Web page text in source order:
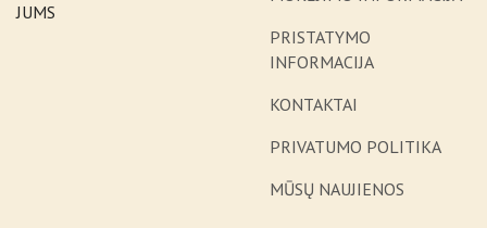
JUMS
PRISTATYMO
INFORMACIJA
KONTAKTAI
PRIVATUMO POLITIKA
MŪSŲ NAUJIENOS